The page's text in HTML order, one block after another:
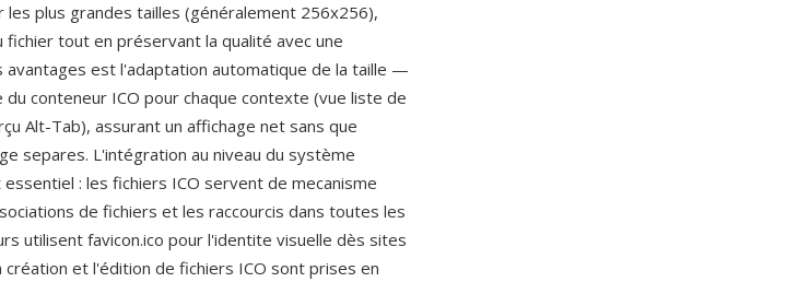
plus grandes tailles (généralement 256x256),
tout en préservant la qualité avec une
avantages est l'adaptation automatique de la taille —
conteneur ICO pour chaque contexte (vue liste de
Alt-Tab), assurant un affichage net sans que
separes. L'intégration au niveau du système
: les fichiers ICO servent de mecanisme
de fichiers et les raccourcis dans toutes les
utilisent favicon.ico pour l'identite visuelle dès sites
et l'édition de fichiers ICO sont prises en